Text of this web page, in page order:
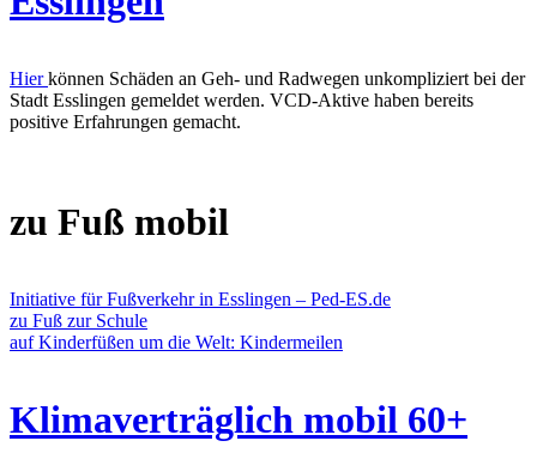
Hierkönnen Schäden an Geh- und Radwegen unkompliziert bei der
Stadt Esslingen gemeldet werden. VCD-Aktive haben bereits
positive Erfahrungen gemacht.
zu Fuß mobil
Initiative für Fußverkehr in Esslingen – Ped-ES.de
zu Fuß zur Schule
auf Kinderfüßen um die Welt: Kindermeilen
Klimaverträglich mobil 60+